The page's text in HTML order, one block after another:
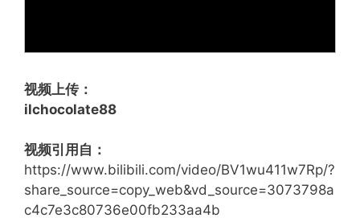
视频上传：
ilchocolate88
视频引用自：
https://www.bilibili.com/video/BV1wu411w7Rp/?
share_source=copy_web&vd_source=3073798a
c4c7e3c80736e00fb233aa4b